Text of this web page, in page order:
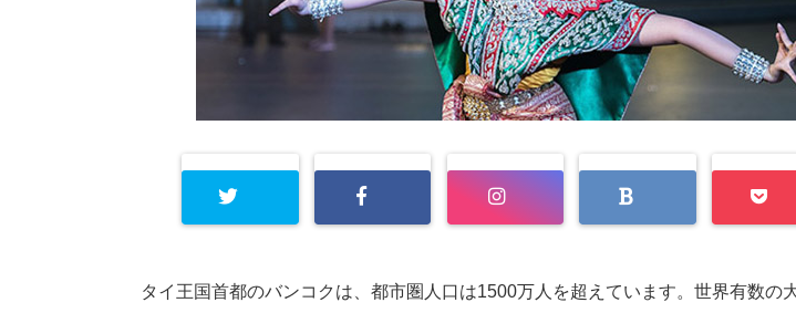
タイ王国首都のバンコクは、都市圏人口は1500万人を超えています。世界有数の